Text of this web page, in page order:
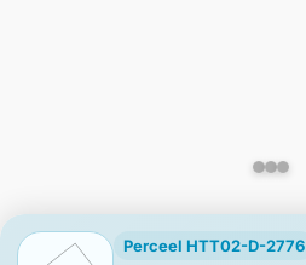
Perceel HTT02-D-2776